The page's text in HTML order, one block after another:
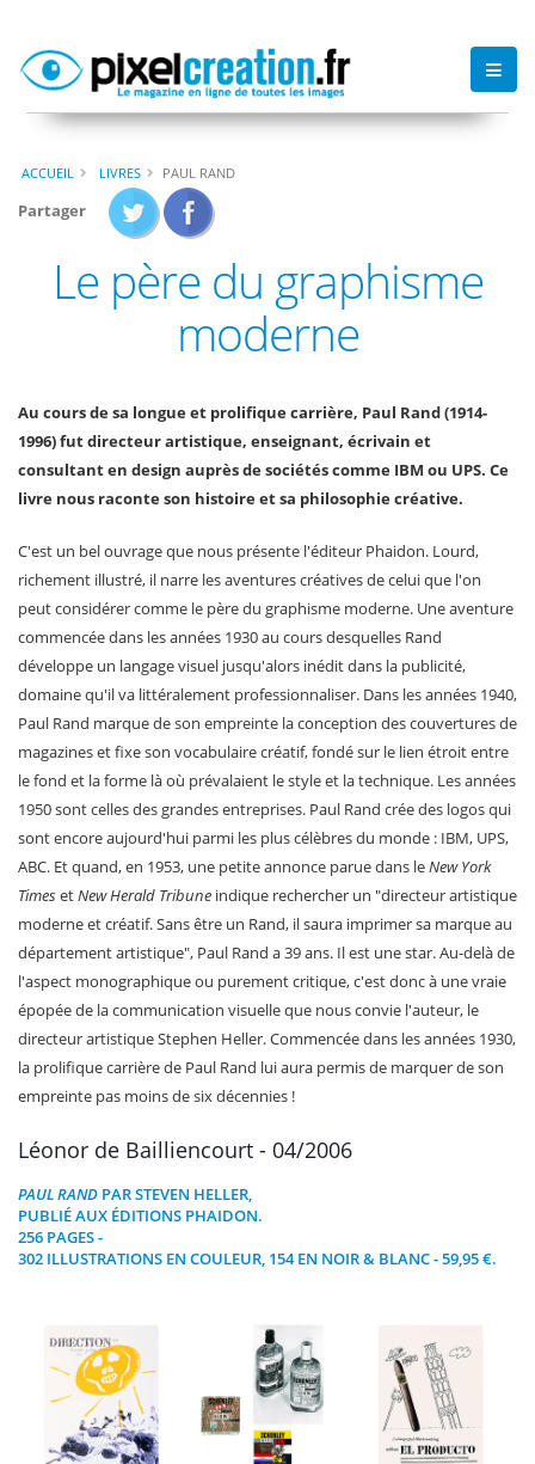
ACCUEIL LIVRES PAUL RAND
Partager
Le père du graphisme
moderne
Au cours de sa longue et prolifique carrière, Paul Rand (1914-
1996) fut directeur artistique, enseignant, écrivain et
consultant en design auprès de sociétés comme IBM ou UPS. Ce
livre nous raconte son histoire et sa philosophie créative.
C'est un bel ouvrage que nous présente l'éditeur Phaidon. Lourd,
richement illustré, il narre les aventures créatives de celui que l'on
peut considérer comme le père du graphisme moderne. Une aventure
commencée dans les années 1930 au cours desquelles Rand
développe un langage visuel jusqu'alors inédit dans la publicité,
domaine qu'il va littéralement professionnaliser. Dans les années 1940,
Paul Rand marque de son empreinte la conception des couvertures de
magazines et fixe son vocabulaire créatif, fondé sur le lien étroit entre
le fond et la forme là où prévalaient le style et la technique. Les années
1950 sont celles des grandes entreprises. Paul Rand crée des logos qui
sont encore aujourd'hui parmi les plus célèbres du monde : IBM, UPS,
ABC. Et quand, en 1953, une petite annonce parue dans leNew York
TimesetNew Herald Tribune indique rechercher un "directeur artistique
moderne et créatif. Sans être un Rand, il saura imprimer sa marque au
département artistique", Paul Rand a 39 ans. Il est une star. Au-delà de
l'aspect monographique ou purement critique, c'est donc à une vraie
épopée de la communication visuelle que nous convie l'auteur, le
directeur artistique Stephen Heller. Commencée dans les années 1930,
la prolifique carrière de Paul Rand lui aura permis de marquer de son
empreinte pas moins de six décennies !
Léonor de Bailliencourt - 04/2006
PAUL RAND PAR STEVEN HELLER,
PUBLIÉ AUX ÉDITIONS PHAIDON.
256 PAGES -
302 ILLUSTRATIONS EN COULEUR, 154 EN NOIR & BLANC - 59,95 €.